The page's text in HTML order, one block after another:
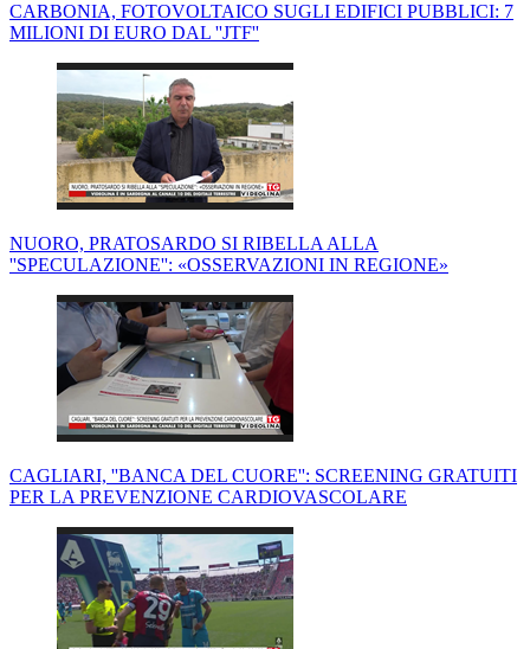
CARBONIA, FOTOVOLTAICO SUGLI EDIFICI PUBBLICI: 7
MILIONI DI EURO DAL ''JTF''
NUORO, PRATOSARDO SI RIBELLA ALLA
''SPECULAZIONE'': «OSSERVAZIONI IN REGIONE»
CAGLIARI, ''BANCA DEL CUORE'': SCREENING GRATUITI
PER LA PREVENZIONE CARDIOVASCOLARE